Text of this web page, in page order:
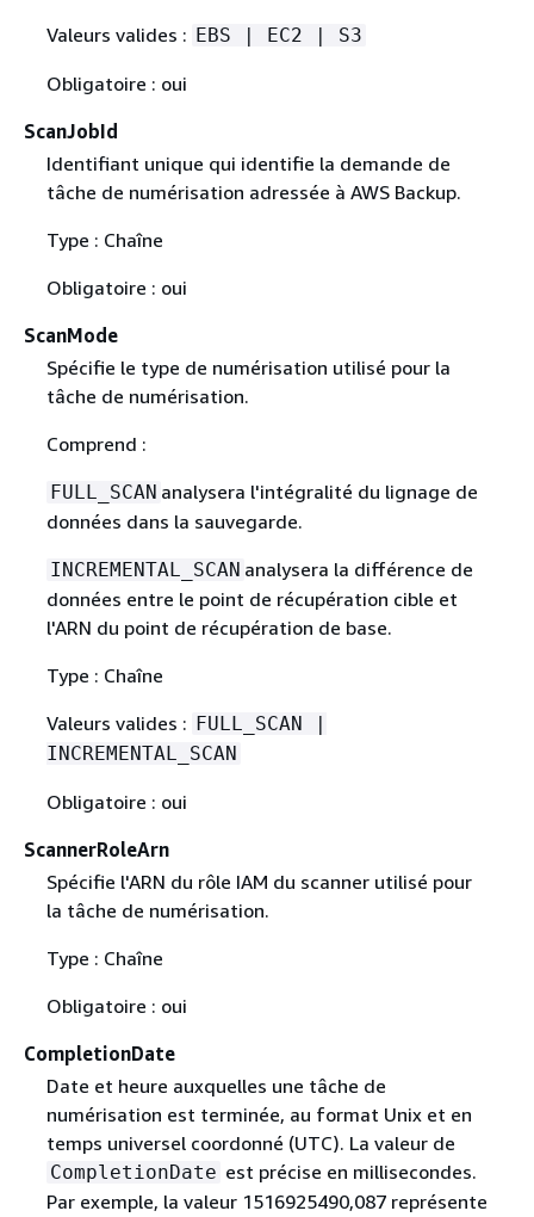
Valeurs valides : EBS | EC2 | S3
Obligatoire : oui
ScanJobId
Identifiant unique qui identifie la demande de
tâche de numérisation adressée à AWS Backup.
Type : Chaîne
Obligatoire : oui
ScanMode
Spécifie le type de numérisation utilisé pour la
tâche de numérisation.
Comprend :
FULL_SCAN analysera l'intégralité du lignage de
données dans la sauvegarde.
INCREMENTAL_SCAN analysera la différence de
données entre le point de récupération cible et
l'ARN du point de récupération de base.
Type : Chaîne
Valeurs valides : FULL_SCAN |
INCREMENTAL_SCAN
Obligatoire : oui
ScannerRoleArn
Spécifie l'ARN du rôle IAM du scanner utilisé pour
la tâche de numérisation.
Type : Chaîne
Obligatoire : oui
CompletionDate
Date et heure auxquelles une tâche de
numérisation est terminée, au format Unix et en
temps universel coordonné (UTC). La valeur de
CompletionDate est précise en millisecondes.
Par exemple, la valeur 1516925490,087 représente